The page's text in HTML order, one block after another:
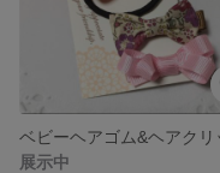
展示中